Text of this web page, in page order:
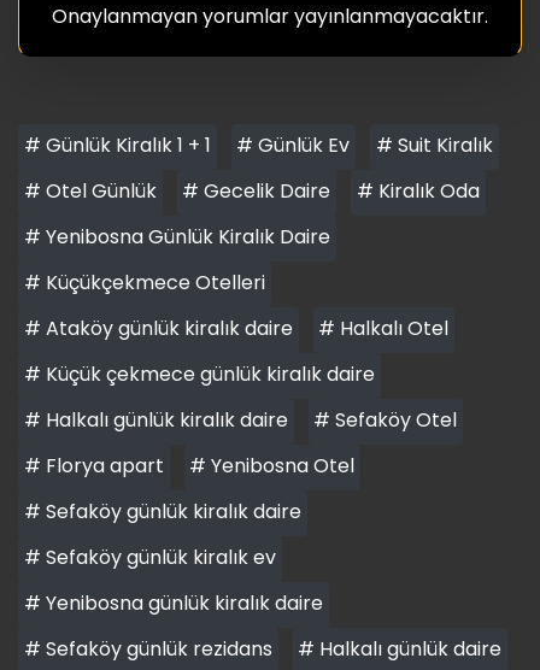
Onaylanmayan yorumlar yayınlanmayacaktır.
# Günlük Kiralık 1 + 1 # Günlük Ev
# Suit Kiralık
# Otel Günlük
# Gecelik Daire
# Kiralık Oda
# Yenibosna Günlük Kiralık Daire
# Küçükçekmece Otelleri
# Ataköy günlük kiralık daire
# Halkalı Otel
# Küçük çekmece günlük kiralık daire
# Halkalı günlük kiralık daire
# Sefaköy Otel
# Florya apart
# Yenibosna Otel
# Sefaköy günlük kiralık daire
# Sefaköy günlük kiralık ev
# Yenibosna günlük kiralık daire
# Sefaköy günlük rezidans
# Halkalı günlük daire